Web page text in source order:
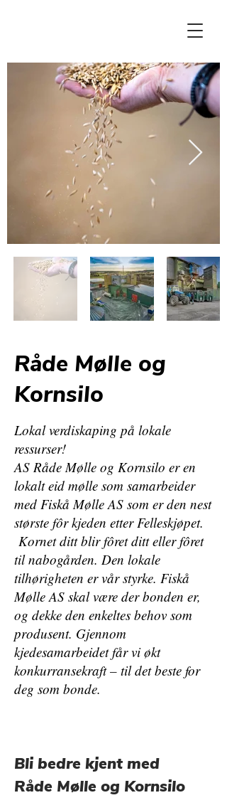
Råde Mølle og
Kornsilo
Lokal verdiskaping på lokale
ressurser!
AS Råde Mølle og Kornsilo er en
lokalt eid mølle som samarbeider
med Fiskå Mølle AS som er den nest
største fôr kjeden etter Felleskjøpet.
Kornet ditt blir fôret ditt eller fôret
til nabogården. Den lokale
tilhørigheten er vår styrke. Fiskå
Mølle AS skal være der bonden er,
og dekke den enkeltes behov som
produsent. Gjennom
kjedesamarbeidet får vi økt
konkurransekraft – til det beste for
deg som bonde.
Bli bedre kjent med
Råde Mølle og Kornsilo